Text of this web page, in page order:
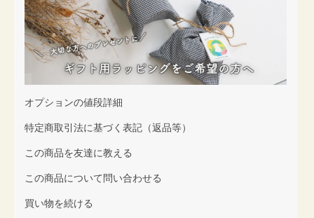
オプションの値段詳細
特定商取引法に基づく表記（返品等）
この商品を友達に教える
この商品について問い合わせる
買い物を続ける